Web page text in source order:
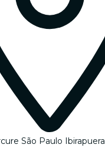
São Paulo Ibirapuera